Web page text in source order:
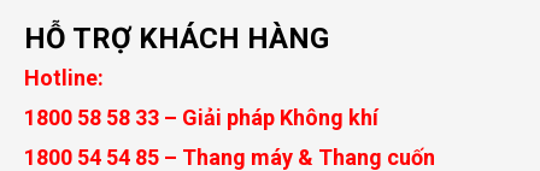
HỖ TRỢ KHÁCH HÀNG
Hotline:
1800 58 58 33 – Giải pháp Không khí
1800 54 54 85 – Thang máy & Thang cuốn